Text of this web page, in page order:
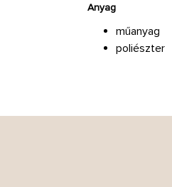
Anyag
műanyag
poliészter